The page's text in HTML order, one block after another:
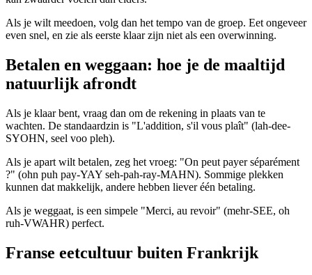
Als je wilt meedoen, volg dan het tempo van de groep. Eet ongeveer
even snel, en zie als eerste klaar zijn niet als een overwinning.
Betalen en weggaan: hoe je de maaltijd
natuurlijk afrondt
Als je klaar bent, vraag dan om de rekening in plaats van te
wachten. De standaardzin is "L'addition, s'il vous plaît" (lah-dee-
SYOHN, seel voo pleh).
Als je apart wilt betalen, zeg het vroeg: "On peut payer séparément
?" (ohn puh pay-YAY seh-pah-ray-MAHN). Sommige plekken
kunnen dat makkelijk, andere hebben liever één betaling.
Als je weggaat, is een simpele "Merci, au revoir" (mehr-SEE, oh
ruh-VWAHR) perfect.
Franse eetcultuur buiten Frankrijk